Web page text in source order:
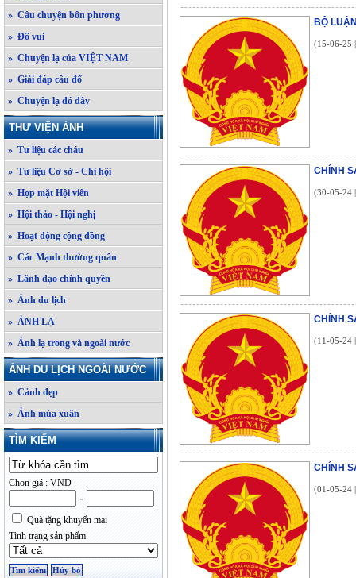
» Câu chuyện bốn phương
» Đố vui
» Chuyện lạ của VIỆT NAM
» Giải đáp câu đố
» Chuyện lạ đó đây
THƯ VIỆN ẢNH
» Tư liệu các cháu
» Tư liệu Cơ sở - Chi hội
» Họp mặt Hội viên
» Hội thảo - Hội nghị
» Hoạt động cộng đồng
» Các Mạnh thường quân
» Lãnh đạo chính quyền
» Ảnh du lịch
» ẢNH LẠ
» Ảnh lạ trong và ngoài nước
ẢNH DU LỊCH NGOÀI NƯỚC
» Cảnh đẹp
» Ảnh mùa xuân
TÌM KIẾM
Chọn giá : VND
-
Quà tặng khuyến mại
Tình trạng sản phẩm
BỘ
(15-06-25
CHÍNH
(30-05-24
CHÍNH
(11-05-24
CHÍNH
(01-05-24